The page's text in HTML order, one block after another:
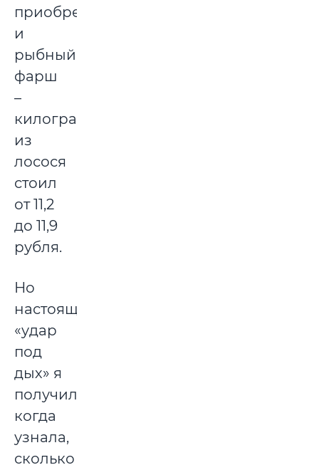
приобрести
и
рыбный
фарш
–
килограмм
из
лосося
стоил
от 11,2
до 11,9
рубля.
Но
настоящий
«удар
под
дых» я
получила,
когда
узнала,
сколько